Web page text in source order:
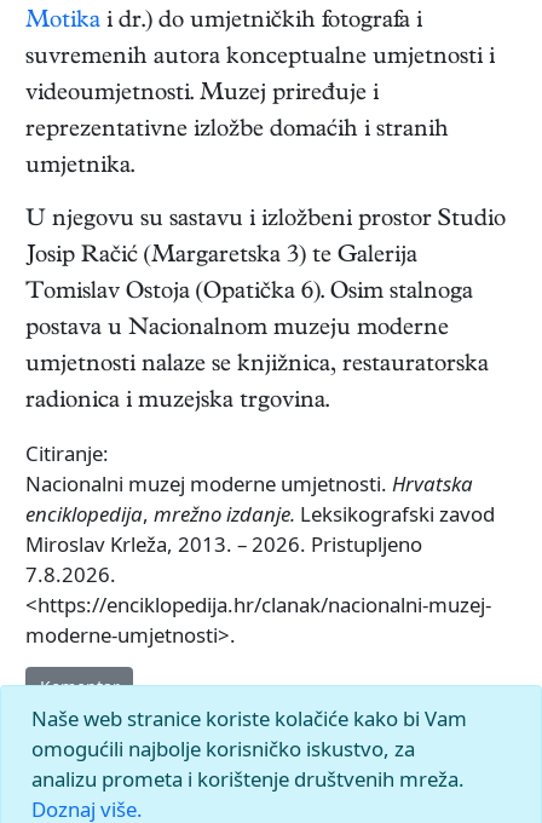
Motika i dr.) do umjetničkih fotografa i
suvremenih autora konceptualne umjetnosti i
videoumjetnosti. Muzej priređuje i
reprezentativne izložbe domaćih i stranih
umjetnika.
U njegovu su sastavu i izložbeni prostor Studio
Josip Račić (Margaretska 3) te Galerija
Tomislav Ostoja (Opatička 6). Osim stalnoga
postava u Nacionalnom muzeju moderne
umjetnosti nalaze se knjižnica, restauratorska
radionica i muzejska trgovina.
Citiranje:
Nacionalni muzej moderne umjetnosti. Hrvatska
enciklopedija, mrežno izdanje. Leksikografski zavod
Miroslav Krleža, 2013. – 2026. Pristupljeno
7.8.2026.
<https://enciklopedija.hr/clanak/nacionalni-muzej-
moderne-umjetnosti>.
Komentar
Naše web stranice koriste kolačiće kako bi Vam
omogućili najbolje korisničko iskustvo, za
analizu prometa i korištenje društvenih mreža.
Doznaj više.